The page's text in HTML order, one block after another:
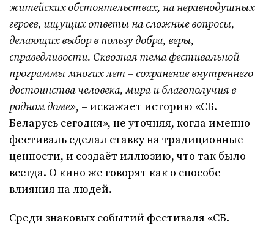
житейских обстоятельствах, на неравнодушных
героев, ищущих ответы на сложные вопросы,
делающих выбор в пользу добра, веры,
справедливости. Сквозная тема фестивальной
программы многих лет – сохранение внутреннего
достоинства человека, мира и благополучия в
родном доме», – искажает историю «СБ.
Беларусь сегодня», не уточняя, когда именно
фестиваль сделал ставку на традиционные
ценности, и создаёт иллюзию, что так было
всегда. О кино же говорят как о способе
влияния на людей.
Среди знаковых событий фестиваля «СБ.